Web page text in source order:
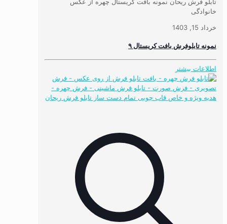
خانوادگی
خرداد 15, 1403
نمونه تابلوفرش بافت کریستال ۹
اطلاعات بیشتر